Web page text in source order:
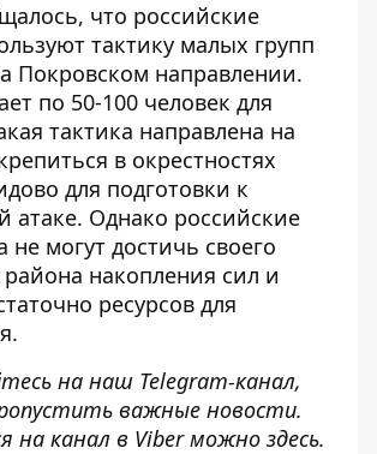
что российские
тактику малых групп
Покровском направлении.
по 50-100 человек для
тактика направлена ​​на
в окрестностях
для подготовки к
атаке. Однако российские
не могут достичь своего
района накопления сил и
ресурсов для
на наш Telegram-канал,
важные новости.
на канал в Viber можно здесь.